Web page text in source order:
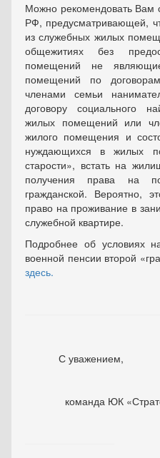
Можно рекомендовать Вам
РФ, предусматривающей,
из служебных жилых
общежитиях без
помещений не
помещений по
членами семьи
договору социального
жилых помещений или
жилого помещения и
нуждающихся в жилых
старости», встать на
получения права на
гражданской. Вероятно,
право на проживание в
служебной квартире.
Подробнее об условиях
военной пенсии второй
здесь.
С уважением,
команда ЮК